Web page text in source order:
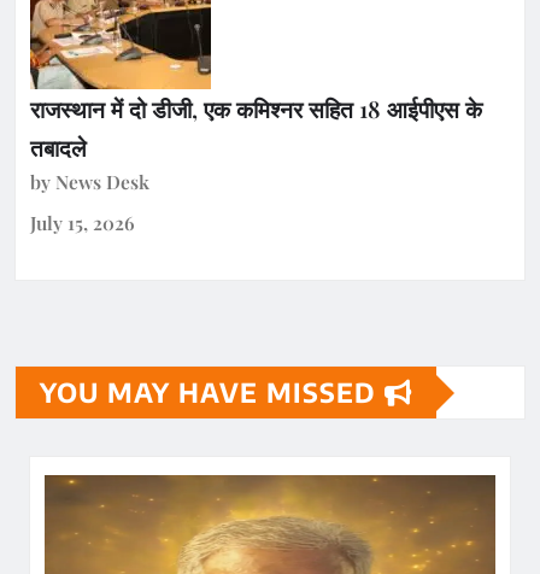
राजस्थान में दो डीजी, एक कमिश्नर सहित 18 आईपीएस के
तबादले
by News Desk
July 15, 2026
YOU MAY HAVE MISSED